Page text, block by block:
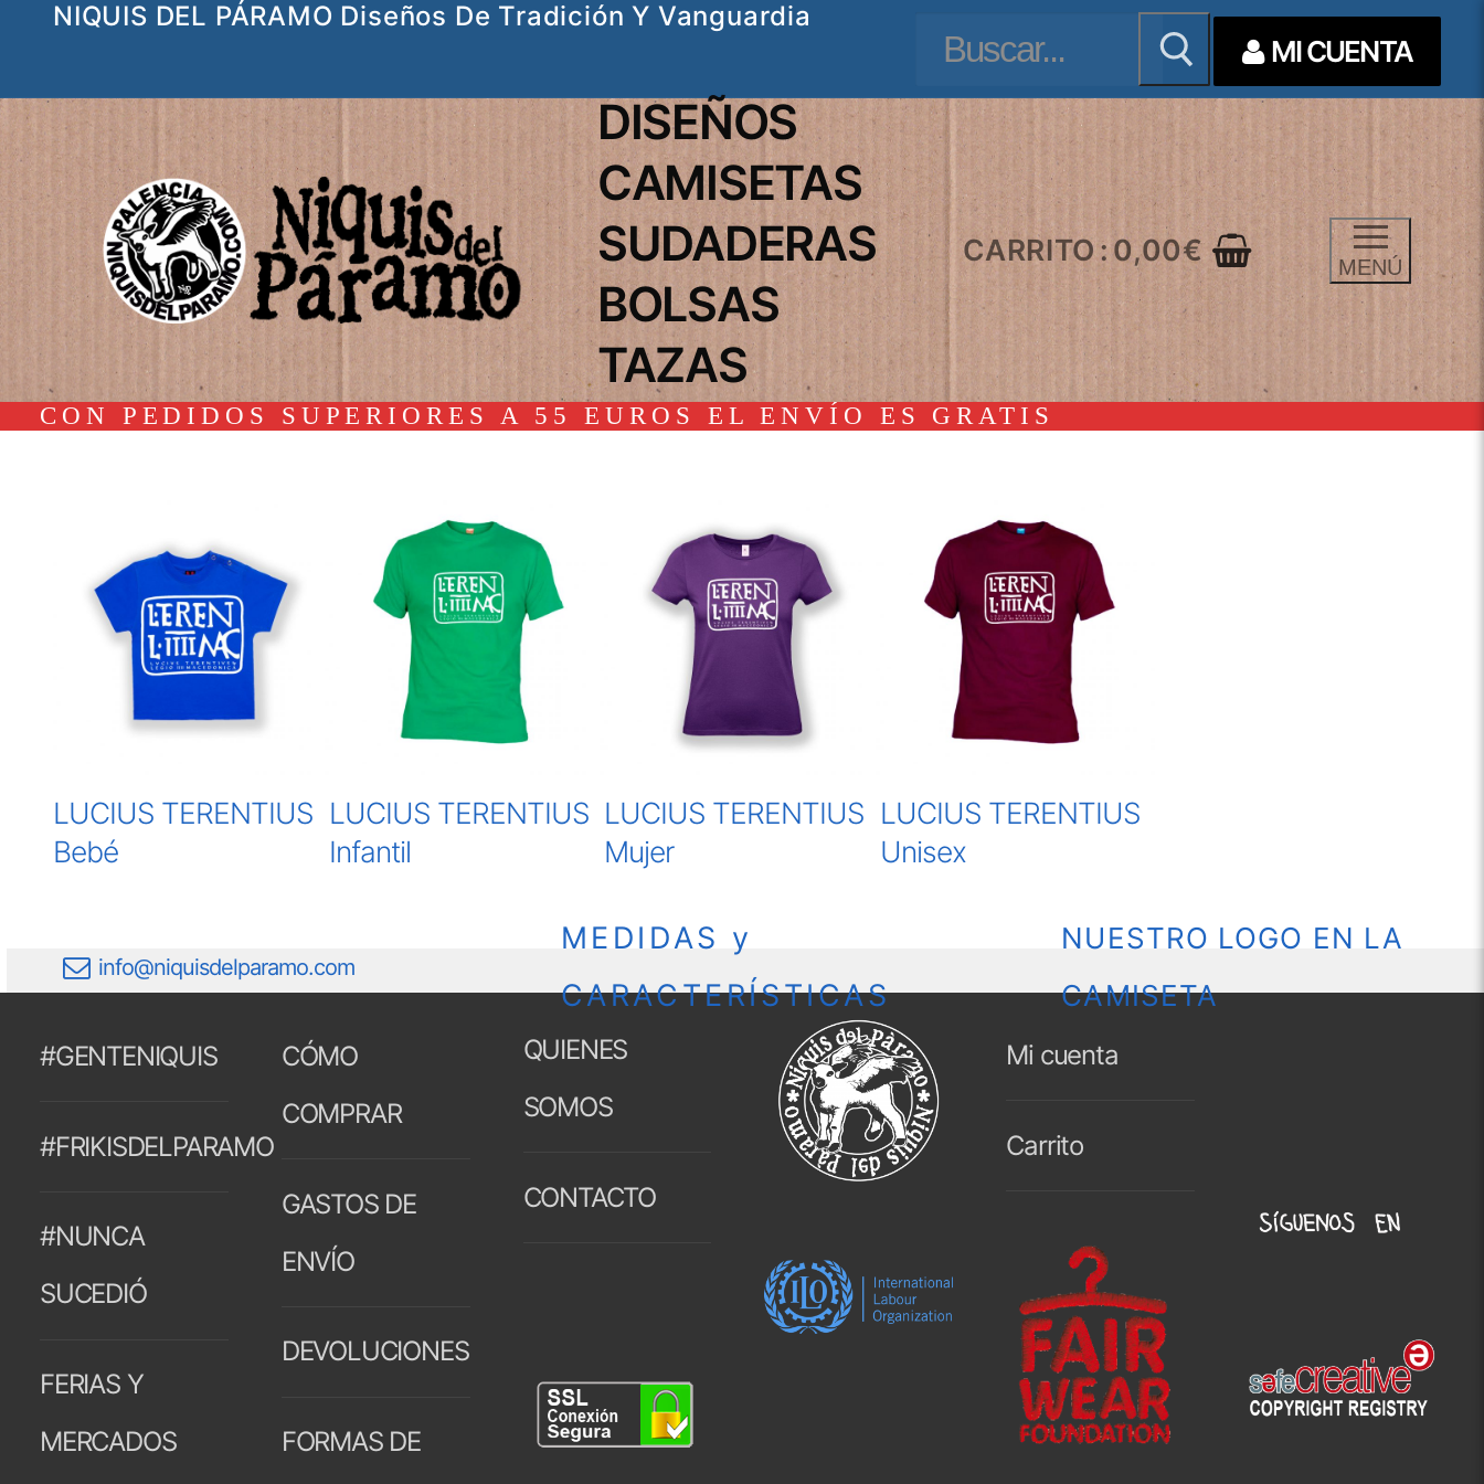
contenido
NIQUIS DEL PÁRAMO Diseños De Tradición Y Vanguardia
Buscar: MI CUENTA
DISEÑOS
CAMISETAS
SUDADERAS
BOLSAS
TAZAS
CARRITO : 0,00€ MENÚ
CON PEDIDOS SUPERIORES A 55 EUROS EL ENVÍO ES GRATIS
LUCIUS TERENTIUS
Bebé
LUCIUS TERENTIUS
Infantil
LUCIUS TERENTIUS
Mujer
LUCIUS TERENTIUS
Unisex
info@niquisdelparamo.com
MEDIDAS y
CARACTERÍSTICAS
NUESTRO LOGO EN LA
CAMISETA
#GENTENIQUIS
#FRIKISDELPARAMO
#NUNCA
SUCEDIÓ
FERIAS Y
MERCADOS
CÓMO
COMPRAR
GASTOS DE
ENVÍO
DEVOLUCIONES
FORMAS DE
QUIENES
SOMOS
CONTACTO
Mi cuenta
Carrito